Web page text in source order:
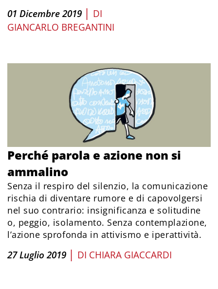
01 Dicembre 2019 | DI
GIANCARLO BREGANTINI
Perché parola e azione non si
ammalino
Senza il respiro del silenzio, la comunicazione
rischia di diventare rumore e di capovolgersi
nel suo contrario: insignificanza e solitudine
o, peggio, isolamento. Senza contemplazione,
l’azione sprofonda in attivismo e iperattività.
27 Luglio 2019 | DI CHIARA GIACCARDI